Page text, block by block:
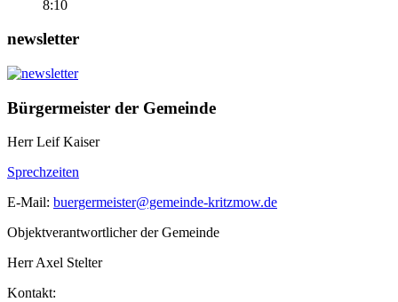
8:10
newsletter
Bürgermeister der Gemeinde
Herr Leif Kaiser
Sprechzeiten
E-Mail: buergermeister@gemeinde-kritzmow.de
Objektverantwortlicher der Gemeinde
Herr Axel Stelter
Kontakt: